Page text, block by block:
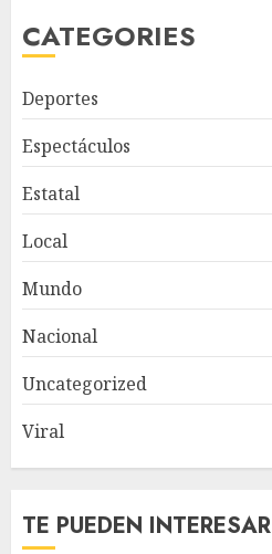
CATEGORIES
Deportes
Espectáculos
Estatal
Local
Mundo
Nacional
Uncategorized
Viral
TE PUEDEN INTERESAR